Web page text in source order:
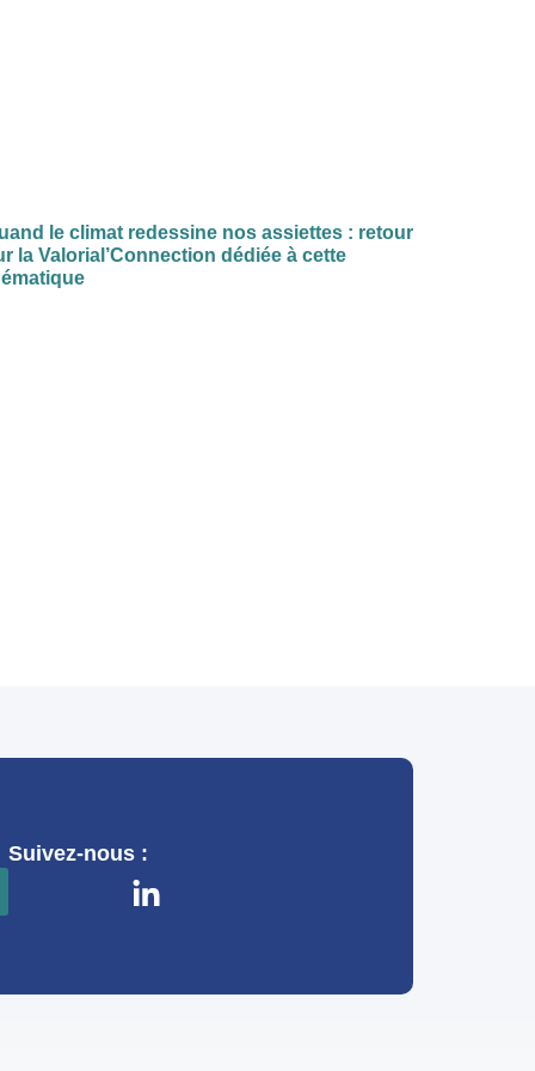
le climat redessine nos assiettes : retour
la Valorial’Connection dédiée à cette
Suivez-nous :